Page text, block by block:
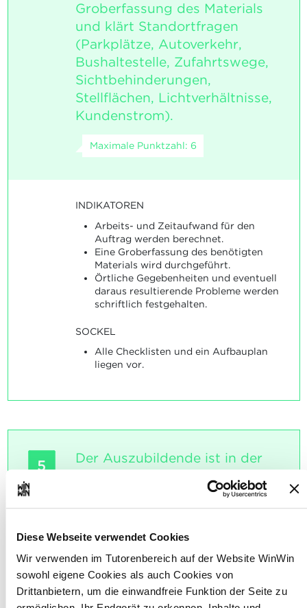
Diese Webseite verwendet Cookies
Wir verwenden im Tutorenbereich auf der Website WinWin
sowohl eigene Cookies als auch Cookies von
Drittanbietern, um die einwandfreie Funktion der Seite zu
Groberfassung des Materials
und klärt Standortfragen
(Parkplätze, Autoverkehr,
Bushaltestelle, Zufahrtswege,
Sichtbehinderungen,
Stellflächen, Lichtverhältnisse,
Kundenstrom).
Maximale Punktzahl: 6
INDIKATOREN
Arbeits- und Zeitaufwand für den
Auftrag werden berechnet.
Eine Groberfassung des benötigten
Materials wird durchgeführt.
Örtliche Gegebenheiten und eventuell
daraus resultierende Probleme werden
schriftlich festgehalten.
SOCKEL
Alle Checklisten und ein Aufbauplan
liegen vor.
5
Der Auszubildende ist in der
Lage, Größe und Volumen
festzulegen, alle Planzahlen
mit einzubeziehen um
anschließend Idee und
Hilfe einer Perspektivskizze
sowie eines maßstabgetreuen
Modells zu visualisieren.